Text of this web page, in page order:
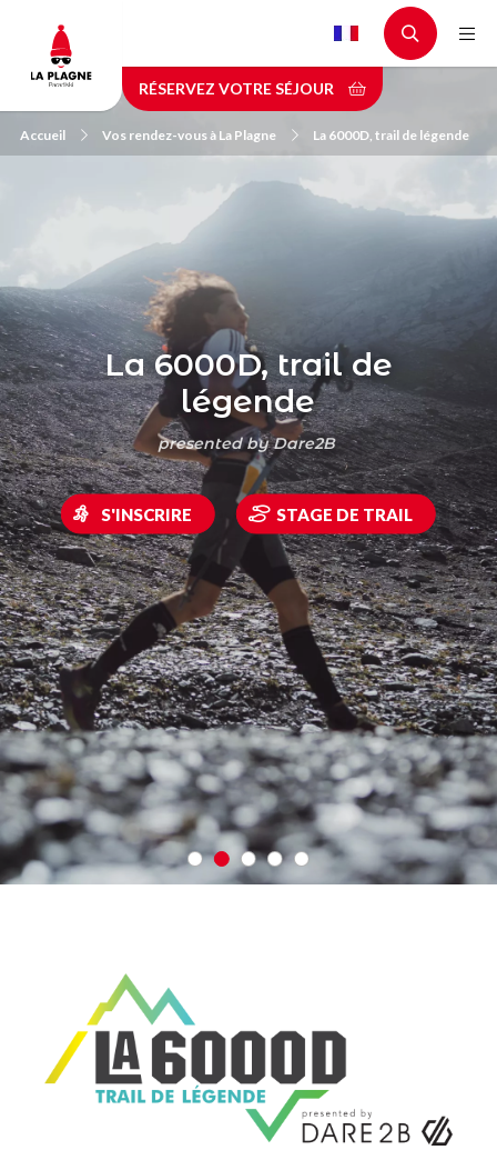
contenu
principal
RÉSERVEZ VOTRE SÉJOUR
Accueil Vos rendez-vous à La Plagne La 6000D, trail de légende
La 6000D, trail de
légende
presented by Dare2B
S'INSCRIRE STAGE DE TRAIL